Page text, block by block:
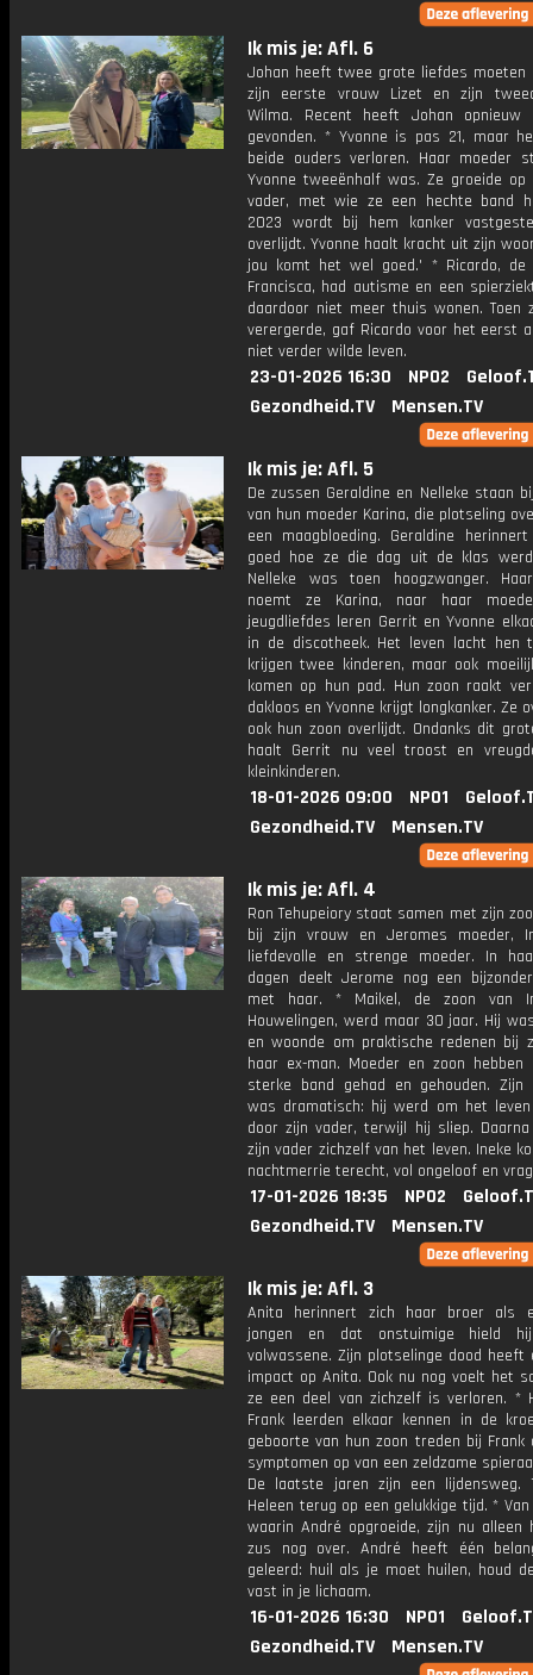
Ik mis je: Afl. 6
Johan heeft twee grote liefdes moeten
zijn eerste vrouw Lizet en zijn
Wilma. Recent heeft Johan opnieuw
gevonden. * Yvonne is pas 21, maar
beide ouders verloren. Haar moeder
Yvonne tweeënhalf was. Ze groeide
vader, met wie ze een hechte band
2023 wordt bij hem kanker
overlijdt. Yvonne haalt kracht uit zijn
jou komt het wel goed.' * Ricardo, de
Francisca, had autisme en een
daardoor niet meer thuis wonen. Toen
verergerde, gaf Ricardo voor het eerst
niet verder wilde leven.
23-01-2026 16:30 NPO2
Gezondheid.TV
Mensen.TV
Ik mis je: Afl. 5
De zussen Geraldine en Nelleke staan
van hun moeder Karina, die plotseling
een maagbloeding. Geraldine
goed hoe ze die dag uit de klas werd
Nelleke was toen hoogzwanger.
noemt ze Karina, naar haar
jeugdliefdes leren Gerrit en Yvonne
in de discotheek. Het leven lacht hen
krijgen twee kinderen, maar ook
komen op hun pad. Hun zoon raakt
dakloos en Yvonne krijgt longkanker. Ze
ook hun zoon overlijdt. Ondanks dit
haalt Gerrit nu veel troost en
kleinkinderen.
18-01-2026 09:00 NPO1
Gezondheid.TV
Mensen.TV
Ik mis je: Afl. 4
Ron Tehupeiory staat samen met zijn
bij zijn vrouw en Jeromes moeder,
liefdevolle en strenge moeder. In
dagen deelt Jerome nog een
met haar. * Maikel, de zoon van
Houwelingen, werd maar 30 jaar. Hij
en woonde om praktische redenen bij
haar ex-man. Moeder en zoon hebben
sterke band gehad en gehouden. Zijn
was dramatisch: hij werd om het
door zijn vader, terwijl hij sliep.
zijn vader zichzelf van het leven. Ineke
nachtmerrie terecht, vol ongeloof en
17-01-2026 18:35 NPO2
Gezondheid.TV
Mensen.TV
Ik mis je: Afl. 3
Anita herinnert zich haar broer als
jongen en dat onstuimige hield
volwassene. Zijn plotselinge dood heeft
impact op Anita. Ook nu nog voelt het
ze een deel van zichzelf is verloren. *
Frank leerden elkaar kennen in de
geboorte van hun zoon treden bij Frank
symptomen op van een zeldzame
De laatste jaren zijn een lijdensweg.
Heleen terug op een gelukkige tijd. *
waarin André opgroeide, zijn nu alleen
zus nog over. André heeft één
geleerd: huil als je moet huilen, houd
vast in je lichaam.
16-01-2026 16:30 NPO1
Gezondheid.TV
Mensen.TV